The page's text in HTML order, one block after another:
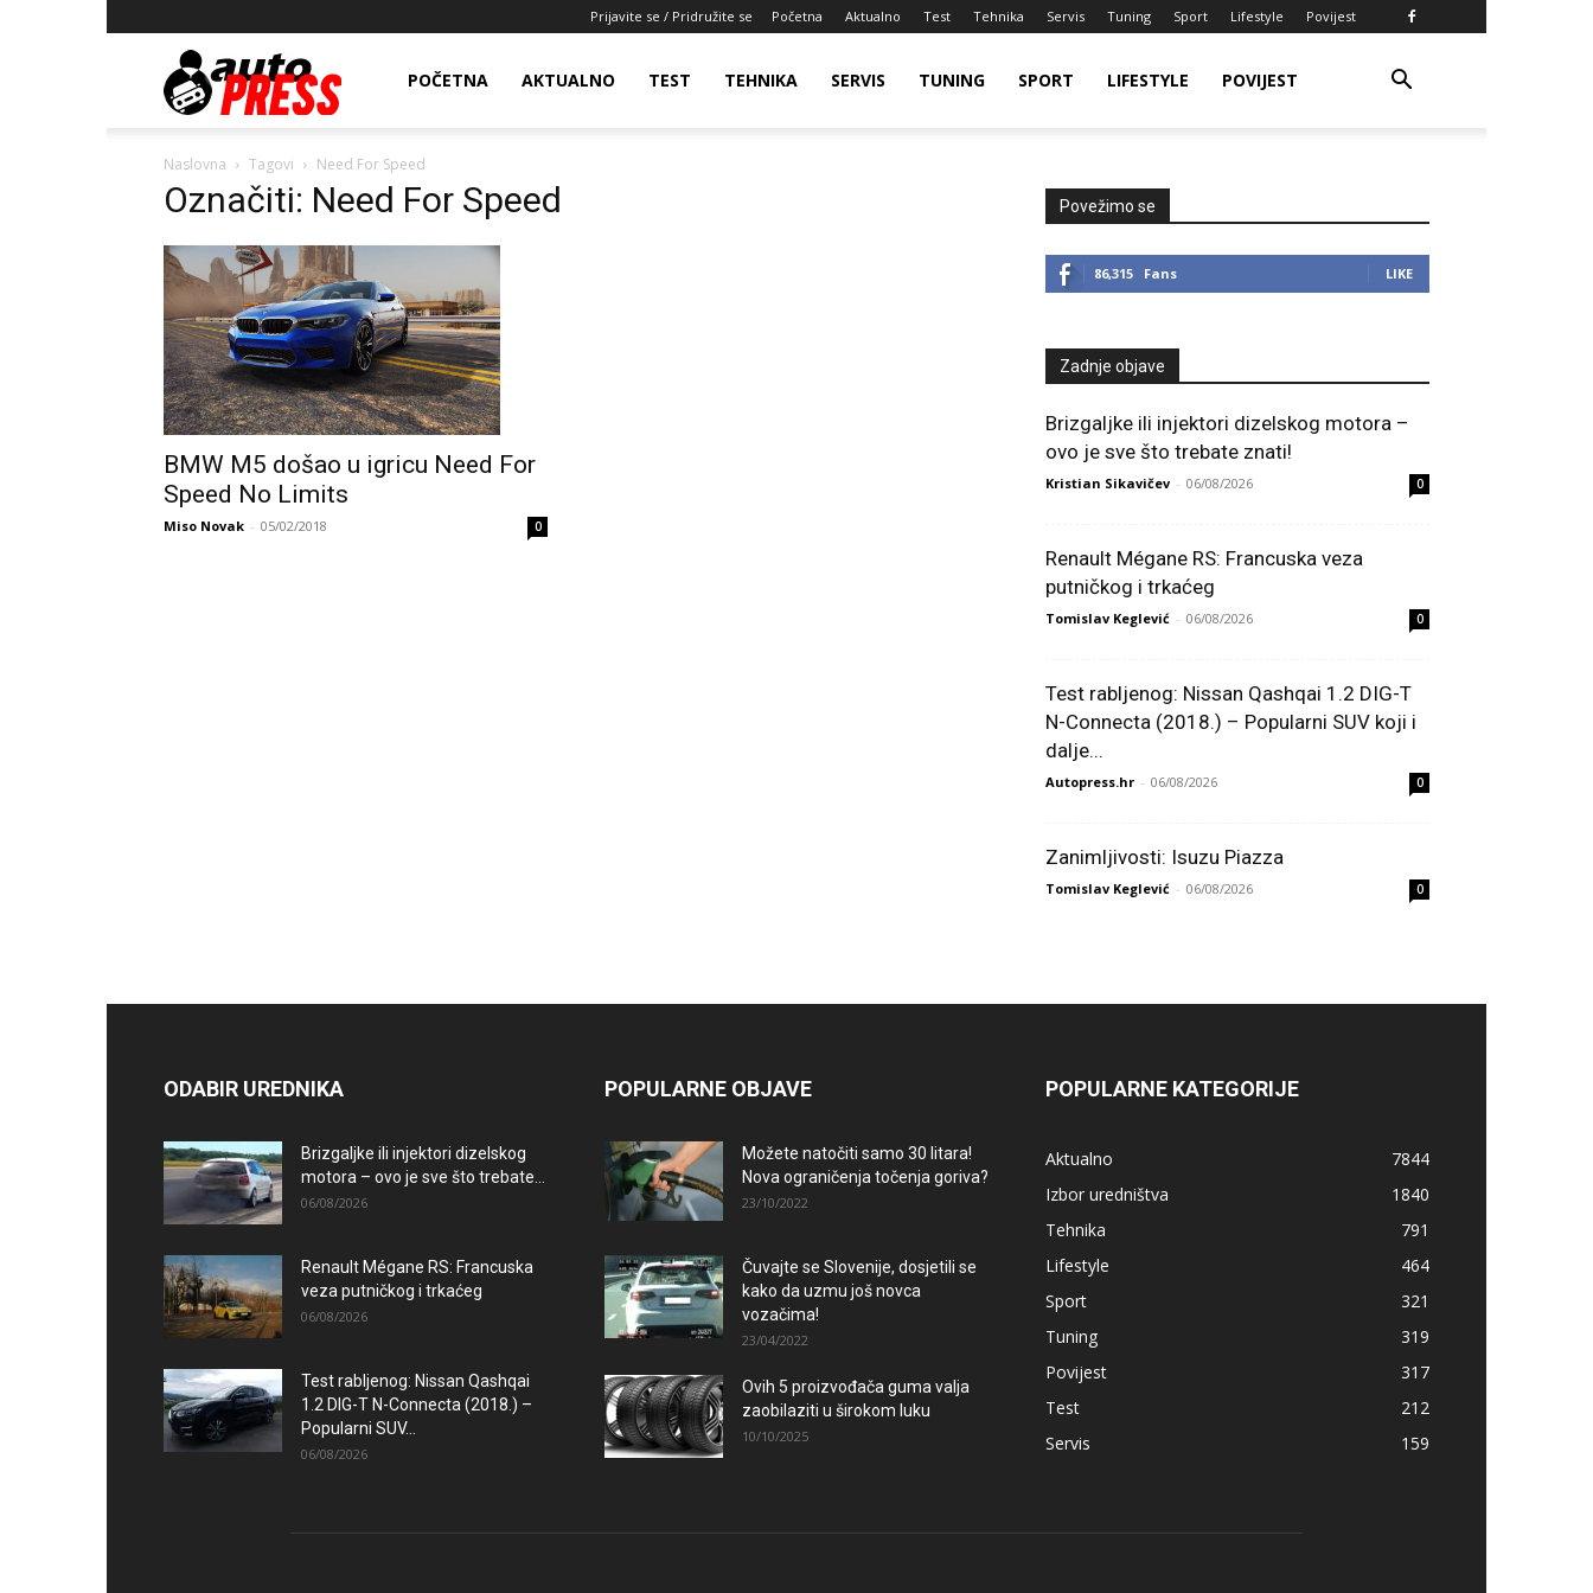
Prijavite se / Pridružite se Početna Aktualno Test Tehnika Servis Tuning Sport Lifestyle Povijest
AutopressHRPOČETNA AKTUALNO TEST TEHNIKA SERVIS TUNING SPORT LIFESTYLE POVIJEST
Naslovna Tagovi Need For Speed
Označiti: Need For Speed
BMW M5 došao u igricu Need For
Speed No Limits
Miso Novak - 05/02/2018 0
Povežimo se
86,315 Fans LIKE
Zadnje objave
Brizgaljke ili injektori dizelskog motora –
ovo je sve što trebate znati!
Kristian Sikavičev - 06/08/2026 0
Renault Mégane RS: Francuska veza
putničkog i trkaćeg
Tomislav Keglević - 06/08/2026 0
Test rabljenog: Nissan Qashqai 1.2 DIG-T
N-Connecta (2018.) – Popularni SUV koji i
dalje...
Autopress.hr - 06/08/2026 0
Zanimljivosti: Isuzu Piazza
Tomislav Keglević - 06/08/2026 0
ODABIR UREDNIKA
Brizgaljke ili injektori dizelskog
motora – ovo je sve što trebate...
06/08/2026
Renault Mégane RS: Francuska
veza putničkog i trkaćeg
06/08/2026
Test rabljenog: Nissan Qashqai
1.2 DIG-T N-Connecta (2018.) –
Popularni SUV...
06/08/2026
POPULARNE OBJAVE
Možete natočiti samo 30 litara!
Nova ograničenja točenja goriva?
23/10/2022
Čuvajte se Slovenije, dosjetili se
kako da uzmu još novca
vozačima!
23/04/2022
Ovih 5 proizvođača guma valja
zaobilaziti u širokom luku
10/10/2025
POPULARNE KATEGORIJE
Aktualno
7844
Izbor uredništva
1840
Tehnika
791
Lifestyle
464
Sport
321
Tuning
319
Povijest
317
Test
212
Servis
159